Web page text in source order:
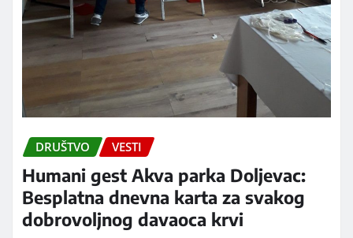
DRUŠTVO VESTI
Humani gest Akva parka Doljevac:
Besplatna dnevna karta za svakog
dobrovoljnog davaoca krvi